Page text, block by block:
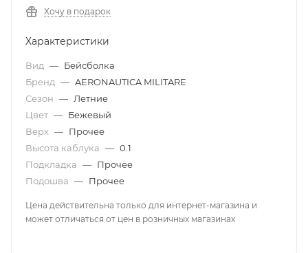
Хочу в подарок
Характеристики
Вид — Бейсболка
Бренд — AERONAUTICA MILITARE
Сезон — Летние
Цвет — Бежевый
Верх — Прочее
Высота каблука — 0.1
Подкладка — Прочее
Подошва — Прочее
Цена действительна только для интернет-магазина и
может отличаться от цен в розничных магазинах